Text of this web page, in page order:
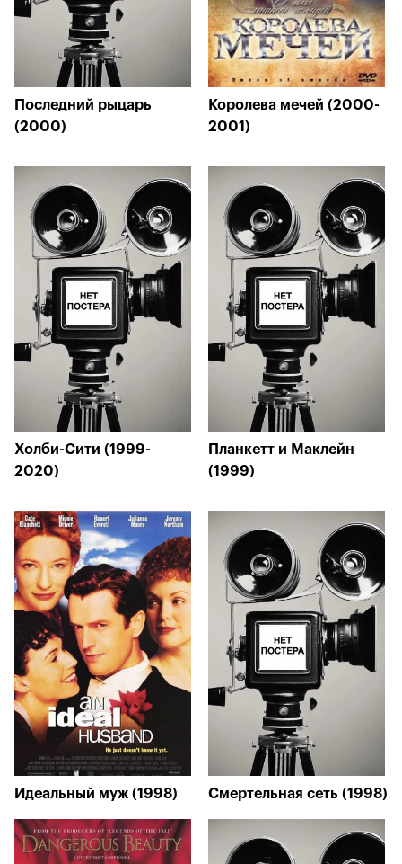
Последний рыцарь
(2000)
Королева мечей (2000-
2001)
Холби-Сити (1999-
2020)
Планкетт и Маклейн
(1999)
Идеальный муж (1998) Смертельная сеть (1998)